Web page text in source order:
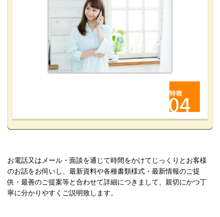
お電話又はメール・面談を通じて時間をかけてじっくりとお客様
のお話をお伺いし、最新資料や各種書類様式・最新情報のご提
供・最善のご提案等と合わせて詳細につきまして、親切にかつ丁
寧に分かりやすくご説明致します。